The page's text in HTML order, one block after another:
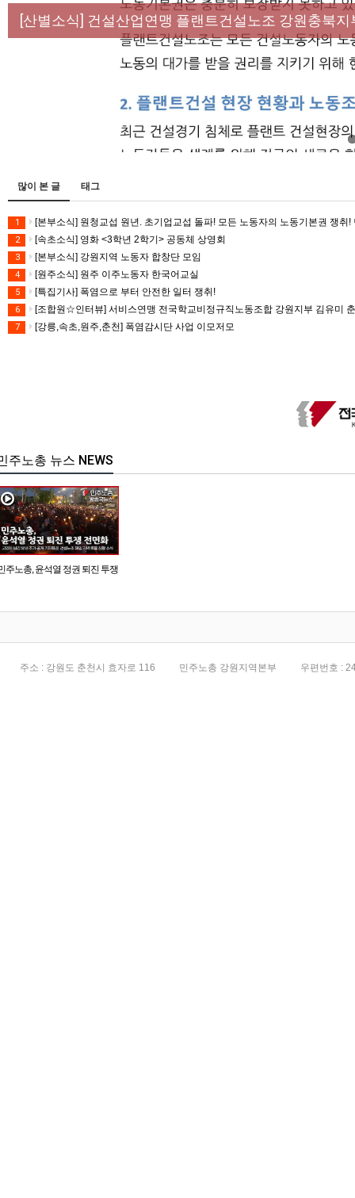
[성명] 막을 수 있었던 죽음, HL만도가 책임져라 : 청
[산별소식] 건설산업연맹 플랜트건설노조 강원충북지
[강릉,속초,원주,춘천] 폭염감시단 사업 이모저모
[조합원☆인터뷰] 서비스연맹 전국학교비정규직노동
[본부소식] 강원지역 노동자 합창단 모임
많이 본 글 태그
1 [본부소식] 원청교섭 원년. 초기업교섭 돌파! 모든 노동자의 노동기본권 쟁취
2 [속초소식] 영화 <3학년 2학기> 공동체 상영회
3 [본부소식] 강원지역 노동자 합창단 모임
4 [원주소식] 원주 이주노동자 한국어교실
5 [특집기사] 폭염으로 부터 안전한 일터 쟁취!
6 [조합원☆인터뷰] 서비스연맹 전국학교비정규직노동조합 강원지부 김유미
7 [강릉,속초,원주,춘천] 폭염감시단 사업 이모저모
주노총 뉴스 NEWS
주노총, 윤석열 정권 퇴진 투쟁
주소 : 강원도 춘천시 효자로 116 민주노총 강원지역본부 우편번호 :